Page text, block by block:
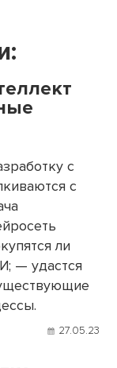
с
с
ли
— удастся
27.05.23